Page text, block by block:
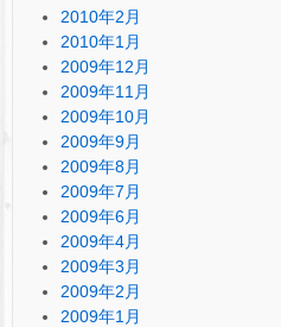
2010年2月
2010年1月
2009年12月
2009年11月
2009年10月
2009年9月
2009年8月
2009年7月
2009年6月
2009年4月
2009年3月
2009年2月
2009年1月